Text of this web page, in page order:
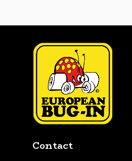
Contact